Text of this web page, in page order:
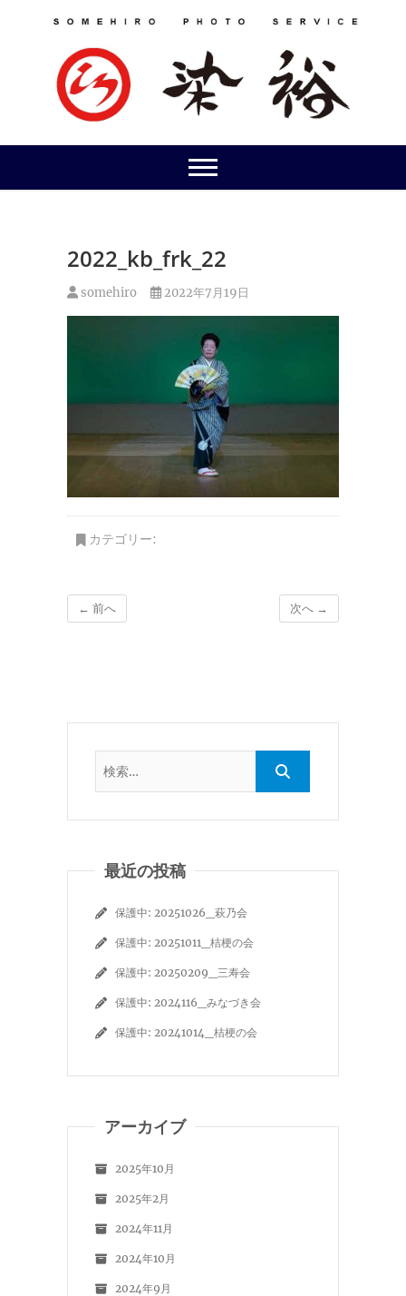
2022_kb_frk_22
somehiro 2022年7月19日
カテゴリー:
← 前へ 次へ →
最近の投稿
保護中: 20251026_萩乃会
保護中: 20251011_桔梗の会
保護中: 20250209_三寿会
保護中: 2024116_みなづき会
保護中: 20241014_桔梗の会
アーカイブ
2025年10月
2025年2月
2024年11月
2024年10月
2024年9月